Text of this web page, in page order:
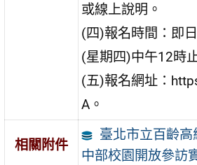
或線上說明。
(四)報名時間：即
(星期四)中午12時
(五)報名網址：
A。
相關附件
臺北市立百齡
中部校園開放參訪